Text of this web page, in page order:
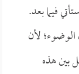
فيما بعد.
الوضوء؛ لأن
بين هذه